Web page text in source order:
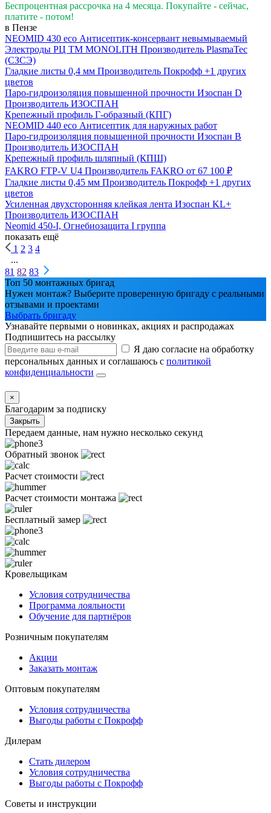
Беспроцентная рассрочка на 4 месяца. Покупайте - сейчас,
платите - потом!
в Пензе
NEOMID 430 eco Антисептик-консервант невымываемый
Электроды РЦ ТМ MONOLITH Производитель PlasmaTec
(СЗСЭ)
Гладкие листы 0,4 мм Производитель Покрофф +1 других
цветов
Паро-гидроизоляция повышенной прочности Изоспан D
Производитель ИЗОСПАН
Крепежный профиль Г-образный (КПГ)
NEOMID 440 eco Антисептик для наружных работ
Паро-гидроизоляция повышенной прочности Изоспан B
Производитель ИЗОСПАН
Крепежный профиль шляпный (КПШ)
FAKRO FTP-V U4 Производитель FAKRO от 67 100 ₽
Гладкие листы 0,45 мм Производитель Покрофф +1 других
цветов
Усиленная двухсторонняя клейкая лента Изоспан KL+
Производитель ИЗОСПАН
Neomid 450-I, Огнебиозащита I группа
показать ещё
1 2 3 4
...
81 82 83
Топ 50 монтажных бригад
Нужен монтаж? Выберите проверенную бригаду с реальными
отзывами и проектами
Выбрать бригаду
Узнавайте первыми о новинках, акциях и распродажах
Подпишитесь на рассылку
Я даю согласие на обработку
персональных данных и соглашаюсь с политикой
конфиденциальности
×
Благодарим за подписку
Закрыть
Передаем данные, нам нужно несколько секунд
Обратный звонок
Расчет стоимости
Расчет стоимости монтажа
Бесплатный замер
Кровельщикам
Условия сотрудничества
Программа лояльности
Обучение для партнёров
Розничным покупателям
Акции
Заказать монтаж
Оптовым покупателям
Условия сотрудничества
Выгоды работы с Покрофф
Дилерам
Стать дилером
Условия сотрудничества
Выгоды работы с Покрофф
Советы и инструкции